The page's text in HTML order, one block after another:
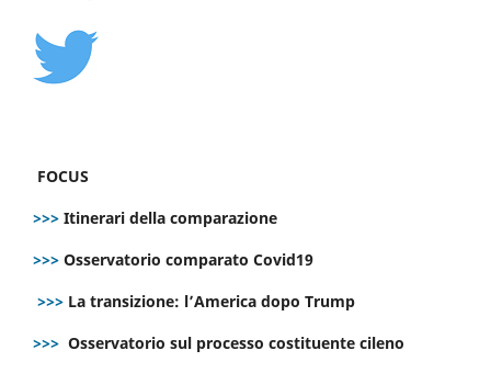
FOCUS
>>> Itinerari della comparazione
>>> Osservatorio comparato Covid19
>>> La transizione: l’America dopo Trump
>>> Osservatorio sul processo costituente cileno